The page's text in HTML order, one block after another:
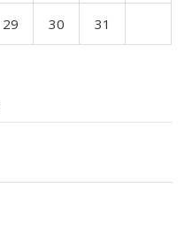
29 30 31